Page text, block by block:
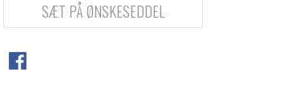
SÆT PÅ ØNSKESEDDEL